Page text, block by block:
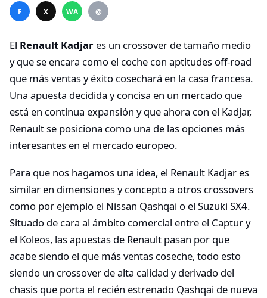
F X WA @
El Renault Kadjar es un crossover de tamaño medio
y que se encara como el coche con aptitudes off-road
que más ventas y éxito cosechará en la casa francesa.
Una apuesta decidida y concisa en un mercado que
está en continua expansión y que ahora con el Kadjar,
Renault se posiciona como una de las opciones más
interesantes en el mercado europeo.
Para que nos hagamos una idea, el Renault Kadjar es
similar en dimensiones y concepto a otros crossovers
como por ejemplo el Nissan Qashqai o el Suzuki SX4.
Situado de cara al ámbito comercial entre el Captur y
el Koleos, las apuestas de Renault pasan por que
acabe siendo el que más ventas coseche, todo esto
siendo un crossover de alta calidad y derivado del
chasis que porta el recién estrenado Qashqai de nueva